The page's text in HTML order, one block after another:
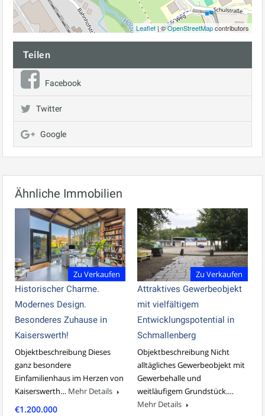
Leaflet | ©OpenStreetMapcontributors
Teilen
Facebook
Twitter
Google
Ähnliche Immobilien
Zu Verkaufen
Historischer Charme.
Modernes Design.
Besonderes Zuhause in
Kaiserswerth!
Objektbeschreibung Dieses
ganz besondere
Einfamilienhaus im Herzen von
Kaiserswerth… Mehr Details
€1.200.000
Zu Verkaufen
Attraktives Gewerbeobjekt
mit vielfältigem
Entwicklungspotential in
Schmallenberg
Objektbeschreibung Nicht
alltägliches Gewerbeobjekt mit
Gewerbehalle und
weitläufigem Grundstück.…
Mehr Details